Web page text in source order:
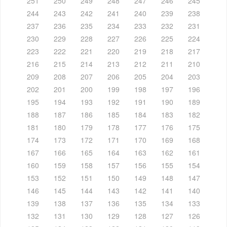
244
243 242 241 240 239
238
237
236 235 234 233 232
231
230
229 228 227 226 225
224
223
222 221 220 219 218
217
216
215 214 213 212 211
210
209
208 207 206 205 204
203
202
201 200 199 198 197
196
195
194 193 192 191 190
189
188
187 186 185 184 183
182
181
180 179 178 177 176
175
174
173 172 171 170 169
168
167
166 165 164 163 162
161
160
159 158 157 156 155
154
153
152 151 150 149 148
147
146
145 144 143 142 141
140
139
138 137 136 135 134
133
132
131 130 129 128 127
126